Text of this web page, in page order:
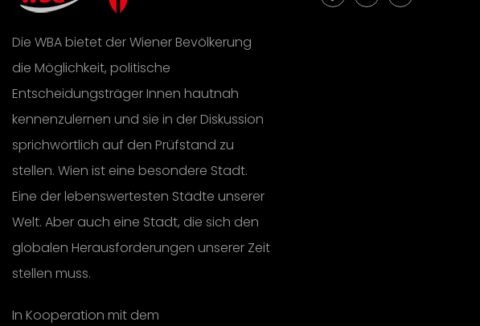
Die WBA bietet der Wiener Bevölkerung
die Möglichkeit, politische
Entscheidungsträger Innen hautnah
kennenzulernen und sie in der Diskussion
sprichwörtlich auf den Prüfstand zu
stellen. Wien ist eine besondere Stadt.
Eine der lebenswertesten Städte unserer
Welt. Aber auch eine Stadt, die sich den
globalen Herausforderungen unserer Zeit
stellen muss.
In Kooperation mit dem